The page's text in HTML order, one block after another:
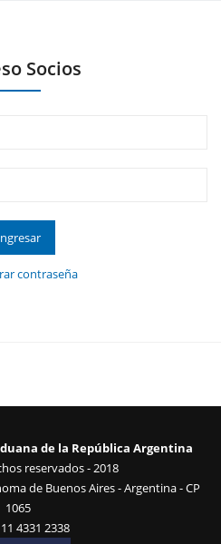
Socios
contraseña
de la República Argentina
reservados - 2018
de Buenos Aires - Argentina - CP
1065
4331 2338